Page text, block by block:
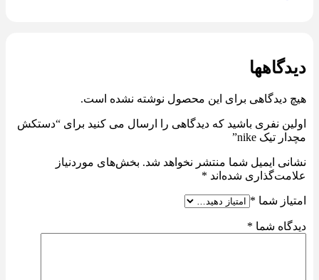
دیدگاهها
هیچ دیدگاهی برای این محصول نوشته نشده است.
اولین نفری باشید که دیدگاهی را ارسال می کنید برای “دستکش
مچدار تیک nike”
نشانی ایمیل شما منتشر نخواهد شد. بخش‌های موردنیاز
علامت‌گذاری شده‌اند *
امتیاز شما *
دیدگاه شما *